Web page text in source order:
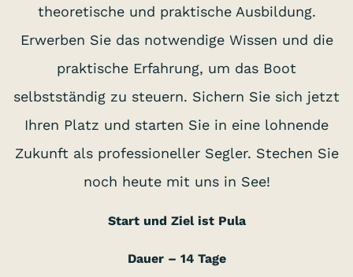
theoretische und praktische Ausbildung.
Erwerben Sie das notwendige Wissen und die
praktische Erfahrung, um das Boot
selbstständig zu steuern. Sichern Sie sich jetzt
Ihren Platz und starten Sie in eine lohnende
Zukunft als professioneller Segler. Stechen Sie
noch heute mit uns in See!
Start und Ziel ist Pula
Dauer – 14 Tage